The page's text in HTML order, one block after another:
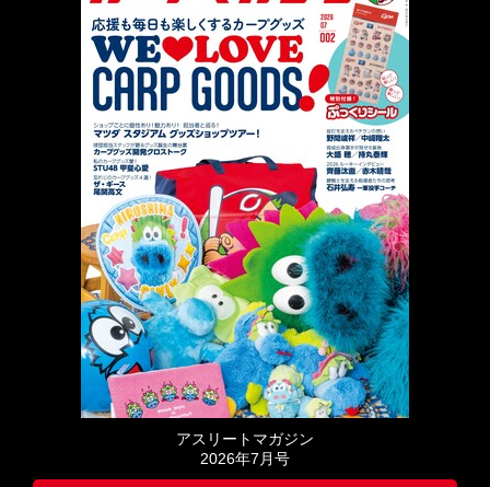
アスリートマガジン
2026年7月号